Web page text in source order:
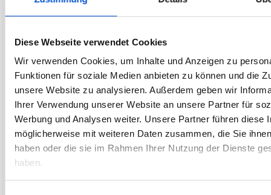
Diese Webseite verwendet Cookies
Wir verwenden Cookies, um Inhalte und Anzeigen zu
Funktionen für soziale Medien anbieten zu können und die
unsere Website zu analysieren. Außerdem geben wir
Ihrer Verwendung unserer Website an unsere Partner für
Werbung und Analysen weiter. Unsere Partner führen diese
möglicherweise mit weiteren Daten zusammen, die Sie
haben oder die sie im Rahmen Ihrer Nutzung der Dienste
haben.
Juli 2023
Juni 2023
Mai 2023
April 2023
März 2023
Februar 2023
Januar 2023
Dezember 2022